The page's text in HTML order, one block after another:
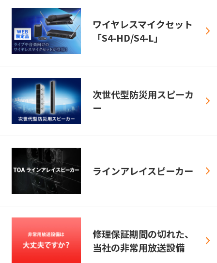
ワイヤレスマイクセット
「S4-HD/S4-L」
次世代型防災用スピーカ
ー
ラインアレイスピーカー
修理保証期間の切れた、
当社の非常用放送設備